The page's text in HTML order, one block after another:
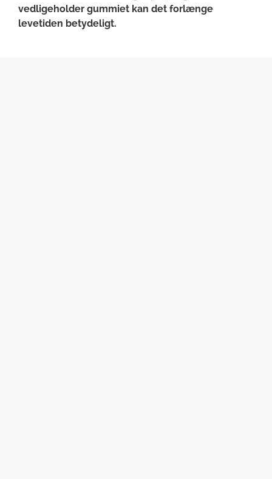
vedligeholder gummiet kan det forlænge
levetiden betydeligt.